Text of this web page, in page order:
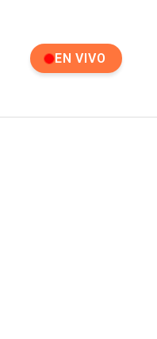
EN VIVO